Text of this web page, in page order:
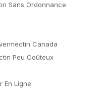
Sans Ordonnance
Canada
Peu Coûteux
En Ligne